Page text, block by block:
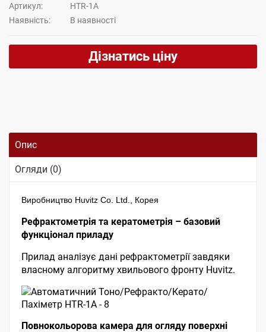
Артикул:
HTR-1A
Наявність:
В наявності
Дізнатись ціну
Опис
Огляди (0)
Виробництво Huvitz Co. Ltd., Корея
Рефрактометрія та кератометрія – базовий
функціонал приладу
Прилад аналізує дані рефрактометрії завдяки
власному алгоритму хвильового фронту Huvitz.
Повнокольорова камера для огляду поверхні